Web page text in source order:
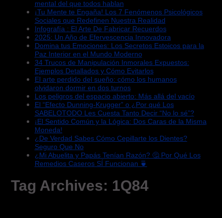
mental del que todos hablan
¡Tu Mente te Engaña! Los 7 Fenómenos Psicológicos
Sociales que Redefinen Nuestra Realidad
Infografía : El Arte De Fabricar Recuerdos
2025: Un Año de Efervescencia Innovadora
Domina tus Emociones: Los Secretos Estoicos para la
Paz Interior en el Mundo Moderno
34 Trucos de Manipulación Inmorales Expuestos:
Ejemplos Detallados y Cómo Evitarlos
El arte perdido del sueño: cómo los humanos
olvidaron dormir en dos turnos
Los peligros del espacio abierto: Más allá del vacío
El “Efecto Dunning-Krugger” o ¿Por qué Los
SABELOTODO Les Cuesta Tanto Decir “No lo sé”?
¡El Sentido Común y la Lógica: Dos Caras de la Misma
Moneda!
¿De Verdad Sabes Cómo Cepillarte los Dientes?
Seguro Que No
¿Mi Abuelita y Papás Tenían Razón? 🤔 Por Qué Los
Remedios Caseros SÍ Funcionan 🍵
Tag Archives: 1Q84